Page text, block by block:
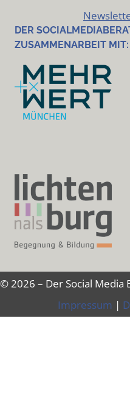
DER
ZUSAMMENARBEIT MIT:
© 2026 – Der Social Media
Impressum |